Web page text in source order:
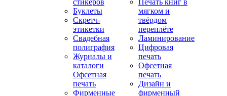
стикеров
Буклеты
Скретч-
этикетки
Свадебная
полиграфия
Журналы и
каталоги
Офсетная
печать
Фирменные
Печать книг в
мягком и
твёрдом
переплёте
Ламинирование
Цифровая
печать
Офсетная
печать
Дизайн и
фирменный